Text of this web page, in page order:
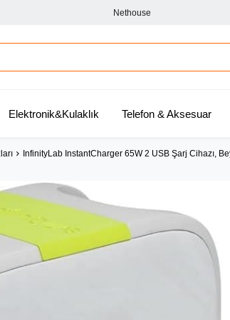
Nethouse
Elektronik&Kulaklık Telefon & Aksesuar
InfinityLab InstantCharger 65W 2 USB Şarj Cihazı,